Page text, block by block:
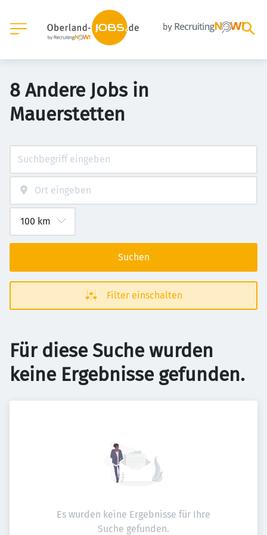
8 Andere Jobs in
Mauerstetten
Suchen
Filter einschalten
Für diese Suche wurden
keine Ergebnisse gefunden.
Es wurden keine Ergebnisse für Ihre
Suche gefunden.